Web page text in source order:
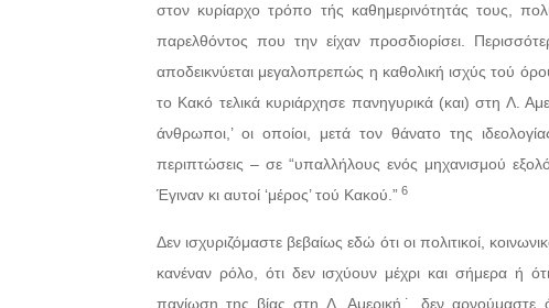
στον κυρίαρχο τρόπο τής καθημερινότητάς τους,
παρελθόντος που την είχαν προσδιορίσει.
αποδεικνύεται μεγαλοπρεπώς η καθολική ισχύς τού
το Κακό τελικά κυριάρχησε πανηγυρικά (και) στη Λ.
άνθρωποι,’ οι οποίοι, μετά τον θάνατο της
περιπτώσεις – σε “υπαλλήλους ενός μηχανισμού
Έγιναν κι αυτοί ‘μέρος’ τού Κακού.” 6
Δεν ισχυριζόμαστε βεβαίως εδώ ότι οι πολιτικοί,
κανέναν ρόλο, ότι δεν ισχύουν μέχρι και σήμερα ή
παγίωση της βίας στη Λ. Αμερική˙ δεν αρνούμαστε